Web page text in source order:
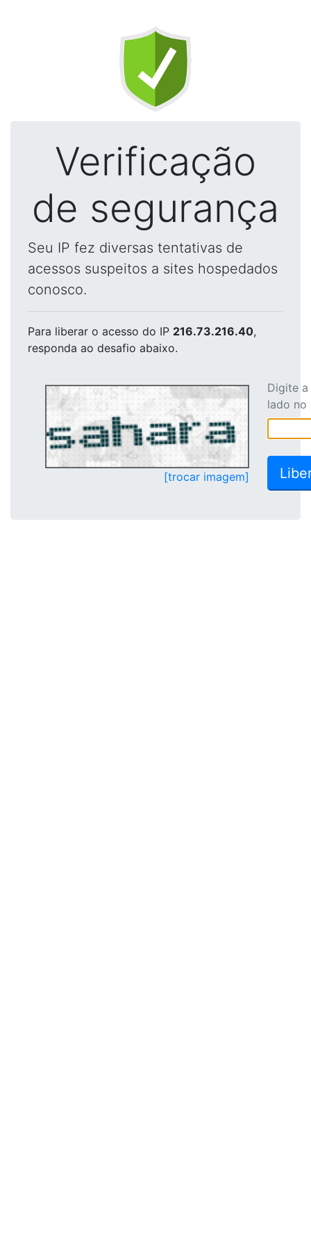
Verificação
de segurança
Seu IP fez diversas tentativas de
acessos suspeitos a sites hospedados
conosco.
Para liberar o acesso do IP 216.73.216.40,
responda ao desafio abaixo.
[trocar imagem]
Digite
lado no